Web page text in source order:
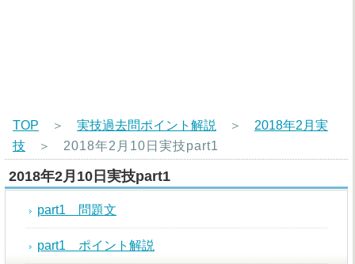
TOP ＞ 実技過去問ポイント解説 ＞ 2018年2月実
技 ＞ 2018年2月10日実技part1
2018年2月10日実技part1
part1 問題文
part1 ポイント解説